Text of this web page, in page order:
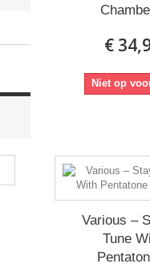
Bananarama
Greatest
€
Niet op
Various ‎–
Tune